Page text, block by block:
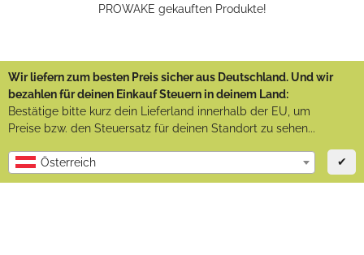
PROWAKE gekauften Produkte!
Wir liefern zum besten Preis sicher aus Deutschland. Und wir
bezahlen für deinen Einkauf Steuern in deinem Land:
Bestätige bitte kurz dein Lieferland innerhalb der EU, um
Preise bzw. den Steuersatz für deinen Standort zu sehen...
Österreich ✔